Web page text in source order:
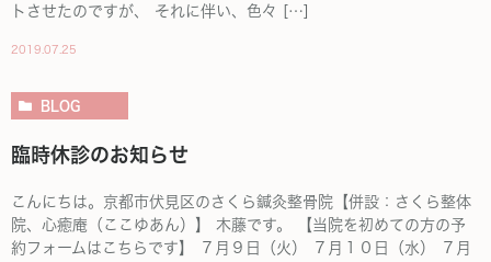
トさせたのですが、 それに伴い、色々 […]
2019.07.25
BLOG
臨時休診のお知らせ
こんにちは。京都市伏見区のさくら鍼灸整骨院【併設：さくら整体
院、心癒庵（ここゆあん）】 木藤です。 【当院を初めての方の予
約フォームはこちらです】 ７月９日（火） ７月１０日（水） ７月